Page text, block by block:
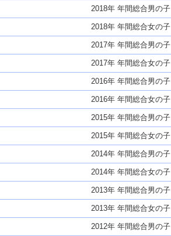
2018年 年間総合男の子
2018年 年間総合女の子
2017年 年間総合男の子
2017年 年間総合女の子
2016年 年間総合男の子
2016年 年間総合女の子
2015年 年間総合男の子
2015年 年間総合女の子
2014年 年間総合男の子
2014年 年間総合女の子
2013年 年間総合男の子
2013年 年間総合女の子
2012年 年間総合男の子